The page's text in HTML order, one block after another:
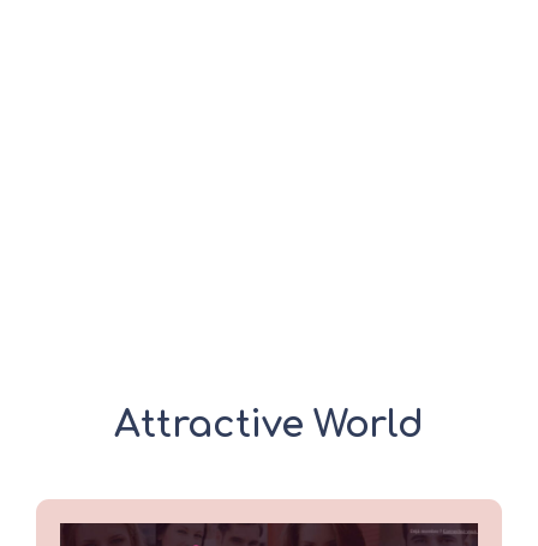
Attractive World